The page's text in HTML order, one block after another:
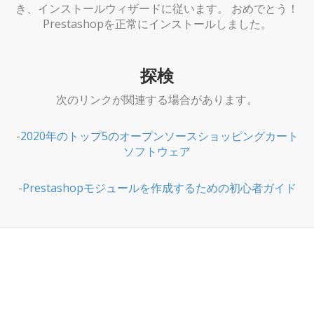
き、インストールウィザードに従います。 おめでとう！
Prestashopを正常にインストールしました。
探検
次のリンクが関連する場合があります。
-2020年のトップ5のオープンソースショッピングカート
ソフトウェア
-Prestashopモジュールを作成するための初心者ガイド